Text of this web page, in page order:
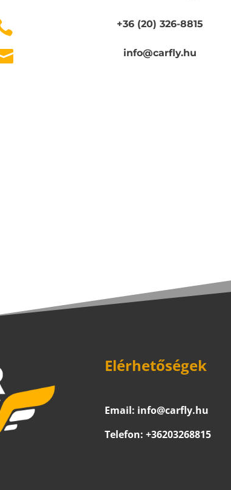
+36 (20) 326-8815
info@carfly.hu
Elérhetőségek
Email: info@carfly.hu
Telefon: +36203268815